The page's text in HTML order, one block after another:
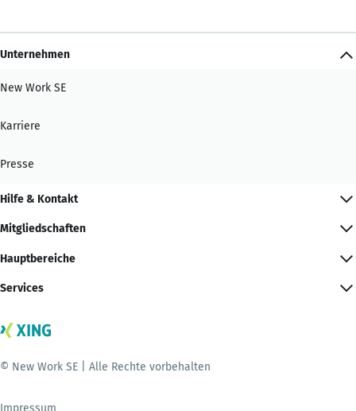
Unternehmen
New Work SE
Karriere
Presse
Hilfe & Kontakt
Mitgliedschaften
Hauptbereiche
Services
© New Work SE | Alle Rechte vorbehalten
Impressum